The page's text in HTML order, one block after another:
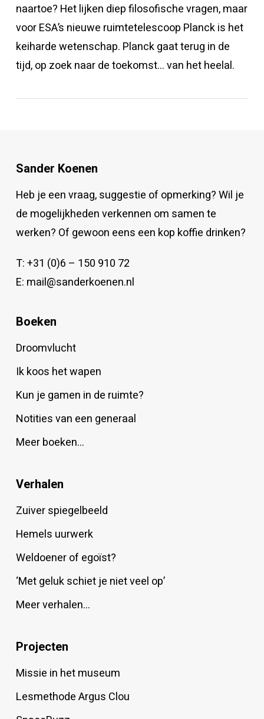
naartoe? Het lijken diep filosofische vragen, maar
voor ESA’s nieuwe ruimtetelescoop Planck is het
keiharde wetenschap. Planck gaat terug in de
tijd, op zoek naar de toekomst… van het heelal.
Sander Koenen
Heb je een vraag, suggestie of opmerking? Wil je
de mogelijkheden verkennen om samen te
werken? Of gewoon eens een kop koffie drinken?
T:+31 (0)6 – 150 910 72
E: mail@sanderkoenen.nl
Boeken
Droomvlucht
Ik koos het wapen
Kun je gamen in de ruimte?
Notities van een generaal
Meer boeken…
Verhalen
Zuiver spiegelbeeld
Hemels uurwerk
Weldoener of egoïst?
‘Met geluk schiet je niet veel op’
Meer verhalen…
Projecten
Missie in het museum
Lesmethode Argus Clou